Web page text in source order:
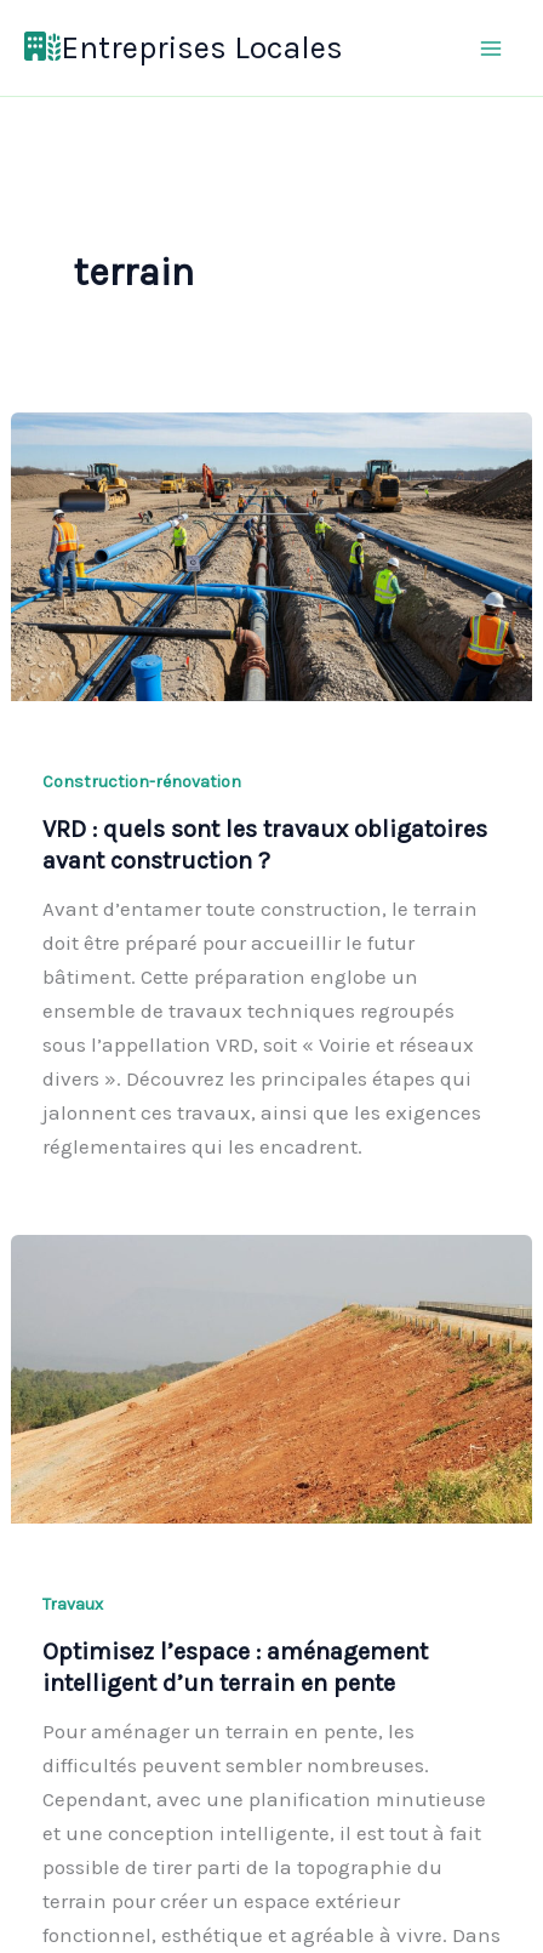
Entreprises Locales
terrain
Construction-rénovation
VRD : quels sont les travaux obligatoires
avant construction ?
Avant d’entamer toute construction, le terrain
doit être préparé pour accueillir le futur
bâtiment. Cette préparation englobe un
ensemble de travaux techniques regroupés
sous l’appellation VRD, soit « Voirie et réseaux
divers ». Découvrez les principales étapes qui
jalonnent ces travaux, ainsi que les exigences
réglementaires qui les encadrent.
Travaux
Optimisez l’espace : aménagement
intelligent d’un terrain en pente
Pour aménager un terrain en pente, les
difficultés peuvent sembler nombreuses.
Cependant, avec une planification minutieuse
et une conception intelligente, il est tout à fait
possible de tirer parti de la topographie du
terrain pour créer un espace extérieur
fonctionnel, esthétique et agréable à vivre. Dans